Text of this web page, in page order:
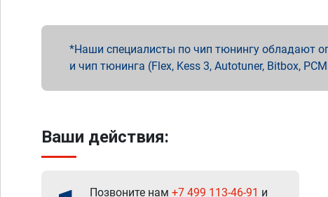
Наши специалисты по чип тюнингу обладают
и чип тюнинга (Flex, Kess 3, Autotuner, Bitbox,
Ваши действия:
Позвоните нам +7 499 113-46-91 и